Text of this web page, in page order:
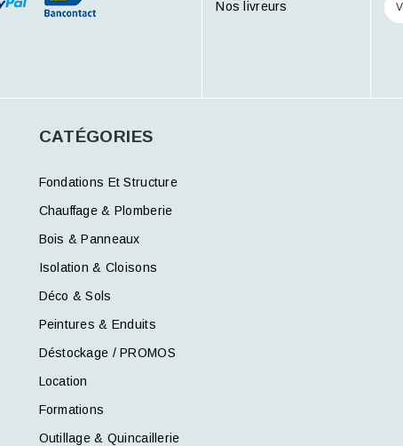
Nos livreurs
CATÉGORIES
Fondations Et Structure
Chauffage & Plomberie
Bois & Panneaux
Isolation & Cloisons
Déco & Sols
Peintures & Enduits
Déstockage / PROMOS
Location
Formations
Outillage & Quincaillerie